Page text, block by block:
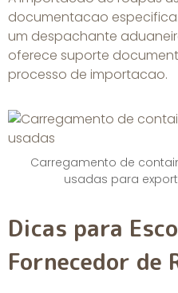
documentacao
um despachante
oferece suporte
processo de importacao.
Carregamento de
usadas para
Dicas para
Fornecedor de